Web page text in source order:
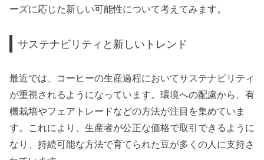
ーズに応じた新しい可能性について考えてみます。
サステナビリティと新しいトレンド
最近では、コーヒーの生産過程においてサステナビリティ
が重視されるようになっています。環境への配慮から、有
機栽培やフェアトレードなどの方法が注目を集めていま
す。これにより、生産者が公正な価格で取引できるように
なり、持続可能な方法で育てられた豆が多くの人に支持さ